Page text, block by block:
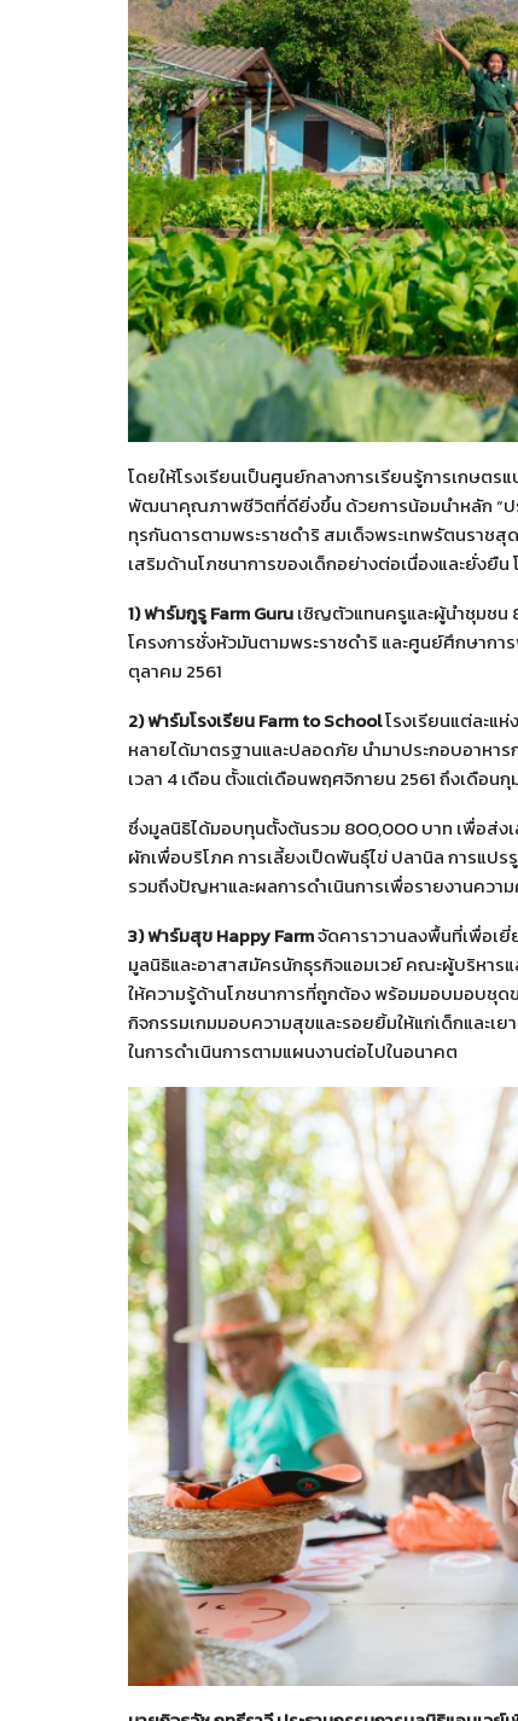
โดยให้โรงเรียนเป็นศูนย์กลางการเรียนรู้การเกษต
พัฒนาคุณภาพชีวิตที่ดียิ่งขึ้น ด้วยการน้อมนำหลัก “ป
ทุรกันดารตามพระราชดำริ สมเด็จพระเทพรัตนราช
เสริมด้านโภชนาการของเด็กอย่างต่อเนื่องและยั่งยื
1)ฟาร์มกูรู Farm Guruเชิญตัวแทนครูและผู้นำชุมชน
โครงการชั่งหัวมันตามพระราชดำริ และศูนย์ศึกษาก
ตุลาคม 2561
2)ฟาร์มโรงเรียน Farm to Schoolโรงเรียนแต่ละแ
หลายได้มาตรฐานและปลอดภัย นำมาประกอบอาหา
เวลา 4 เดือน ตั้งแต่เดือนพฤศจิกายน 2561 ถึงเดือน
ซึ่งมูลนิธิได้มอบทุนตั้งต้นรวม 800,000 บาท เพื่อส่งเ
ผักเพื่อบริโภค การเลี้ยงเป็ดพันธุ์ไข่ ปลานิล การแ
รวมถึงปัญหาและผลการดำเนินการเพื่อรายงานคว
3)ฟาร์มสุข Happy Farmจัดคาราวานลงพื้นที่เพื่อเยี่
มูลนิธิและอาสาสมัครนักธุรกิจแอมเวย์ คณะผู้บริหาร
ให้ความรู้ด้านโภชนาการที่ถูกต้อง พร้อมมอบมอบชุด
กิจกรรมเกมมอบความสุขและรอยยิ้มให้แก่เด็กและ
ในการดำเนินการตามแผนงานต่อไปในอนาคต